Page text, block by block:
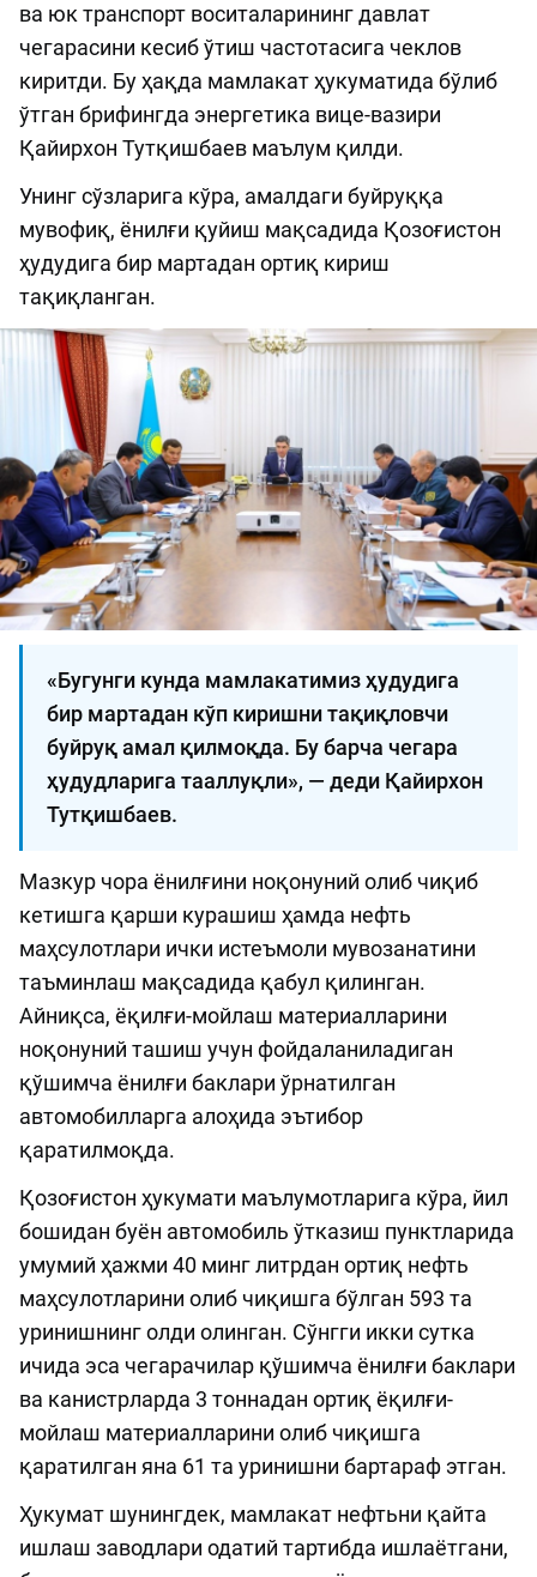
ва юк транспорт воситаларининг давлат
чегарасини кесиб ўтиш частотасига чеклов
киритди. Бу ҳақда мамлакат ҳукуматида бўлиб
ўтган брифингда энергетика вице-вазири
Қайирхон Тутқишбаев маълум қилди.
Унинг сўзларига кўра, амалдаги буйруққа
мувофиқ, ёнилғи қуйиш мақсадида Қозоғистон
ҳудудига бир мартадан ортиқ кириш
тақиқланган.
«Бугунги кунда мамлакатимиз ҳудудига
бир мартадан кўп киришни тақиқловчи
буйруқ амал қилмоқда. Бу барча чегара
ҳудудларига тааллуқли», — деди Қайирхон
Тутқишбаев.
Мазкур чора ёнилғини ноқонуний олиб чиқиб
кетишга қарши курашиш ҳамда нефть
маҳсулотлари ички истеъмоли мувозанатини
таъминлаш мақсадида қабул қилинган.
Айниқса, ёқилғи-мойлаш материалларини
ноқонуний ташиш учун фойдаланиладиган
қўшимча ёнилғи баклари ўрнатилган
автомобилларга алоҳида эътибор
қаратилмоқда.
Қозоғистон ҳукумати маълумотларига кўра, йил
бошидан буён автомобиль ўтказиш пунктларида
умумий ҳажми 40 минг литрдан ортиқ нефть
маҳсулотларини олиб чиқишга бўлган 593 та
уринишнинг олди олинган. Сўнгги икки сутка
ичида эса чегарачилар қўшимча ёнилғи баклари
ва канистрларда 3 тоннадан ортиқ ёқилғи-
мойлаш материалларини олиб чиқишга
қаратилган яна 61 та уринишни бартараф этган.
Ҳукумат шунингдек, мамлакат нефтьни қайта
ишлаш заводлари одатий тартибда ишлаётгани,